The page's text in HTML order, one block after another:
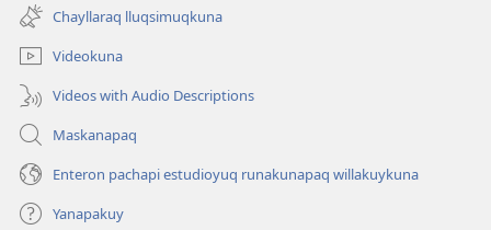
ventana)
una
nueva
ventana)
Chayllaraq lluqsimuqkuna
Videokuna
Videos with Audio Descriptions
Maskanapaq
Enteron pachapi estudioyuq runakunapaq willakuykuna
Yanapakuy